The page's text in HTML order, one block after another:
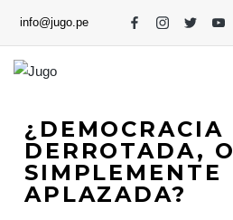
info@jugo.pe
¿DEMOCRACIA
DERROTADA, O
SIMPLEMENTE
APLAZADA?